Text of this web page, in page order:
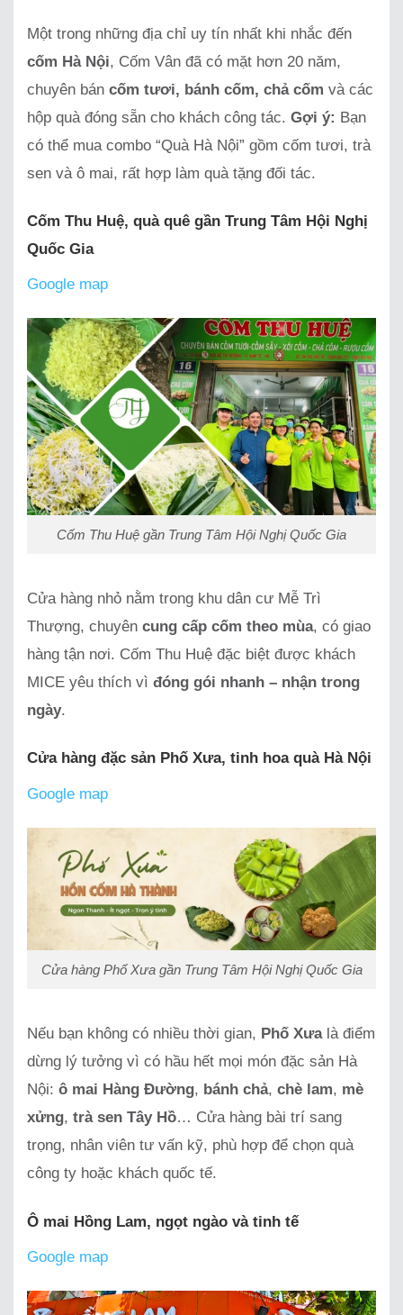
Một trong những địa chỉ uy tín nhất khi nhắc đến
cốm Hà Nội, Cốm Vân đã có mặt hơn 20 năm,
chuyên bán cốm tươi, bánh cốm, chả cốm và các
hộp quà đóng sẵn cho khách công tác. Gợi ý: Bạn
có thể mua combo “Quà Hà Nội” gồm cốm tươi, trà
sen và ô mai, rất hợp làm quà tặng đối tác.
Cốm Thu Huệ, quà quê gần Trung Tâm Hội Nghị
Quốc Gia
Google map
Cốm Thu Huệ gần Trung Tâm Hội Nghị Quốc Gia
Cửa hàng nhỏ nằm trong khu dân cư Mễ Trì
Thượng, chuyên cung cấp cốm theo mùa, có giao
hàng tận nơi. Cốm Thu Huệ đặc biệt được khách
MICE yêu thích vì đóng gói nhanh – nhận trong
ngày.
Cửa hàng đặc sản Phố Xưa, tinh hoa quà Hà Nội
Google map
Cửa hàng Phố Xưa gần Trung Tâm Hội Nghị Quốc Gia
Nếu bạn không có nhiều thời gian, Phố Xưalà điểm
dừng lý tưởng vì có hầu hết mọi món đặc sản Hà
Nội: ô mai Hàng Đường, bánh chả, chè lam, mè
xửng, trà sen Tây Hồ… Cửa hàng bài trí sang
trọng, nhân viên tư vấn kỹ, phù hợp để chọn quà
công ty hoặc khách quốc tế.
Ô mai Hồng Lam, ngọt ngào và tinh tế
Google map